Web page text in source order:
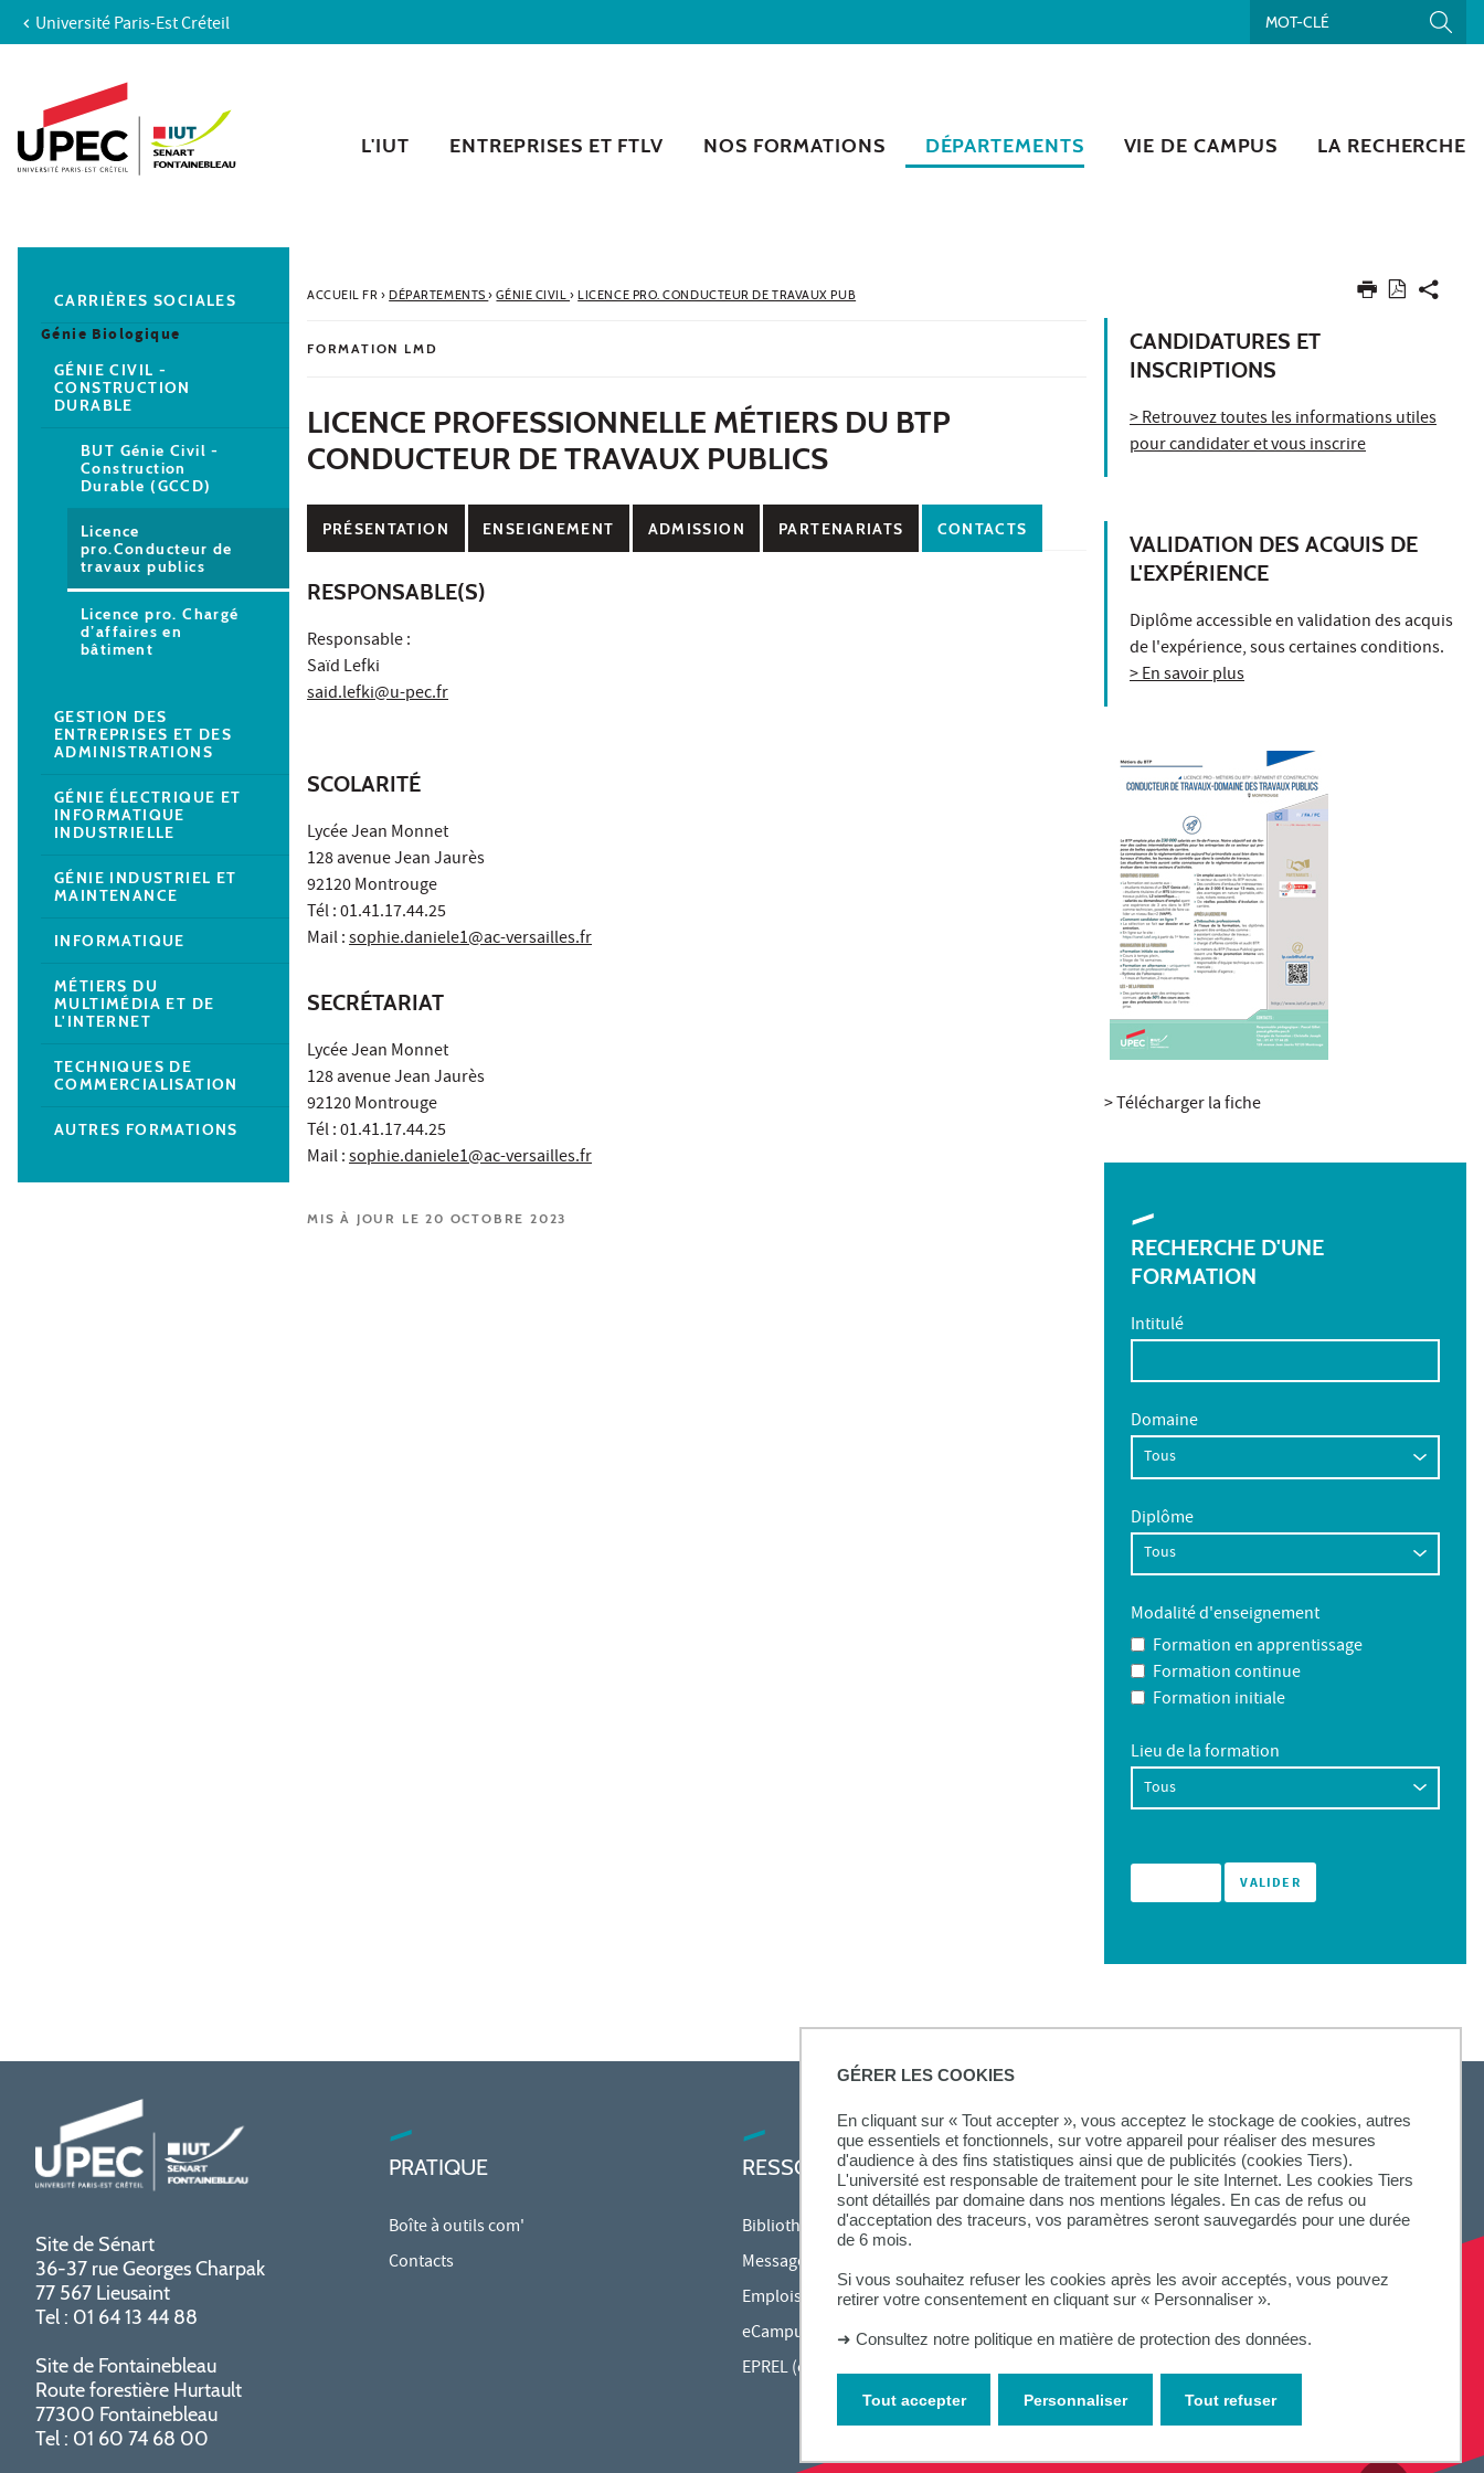
GÉRER LES COOKIES
En cliquant sur « Tout accepter », vous acceptez le stockage de cookies, autres
que essentiels et fonctionnels, sur votre appareil pour réaliser des mesures
d'audience à des fins statistiques ainsi que de publicités (cookies Tiers).
L'université est responsable de traitement pour le site Internet. Les cookies Tiers
sont détaillés par domaine dans nos mentions légales. En cas de refus ou
d'acceptation des traceurs, vos paramètres seront sauvegardés pour une durée
de 6 mois.
Si vous souhaitez refuser les cookies après les avoir acceptés, vous pouvez
retirer votre consentement en cliquant sur « Personnaliser ».
➜ Consultez notre politique en matière de protection des données.
Tout accepter Tout refuser
Personnaliser
Aller au contenu
Accès directs
Recherche
Navigation secondaire
Université Paris-Est Créteil
L'IUT ENTREPRISES ET FTLV NOS FORMATIONS DÉPARTEMENTS VIE DE CAMPUS LA RECHERCHE
ACCUEIL FR› DÉPARTEMENTS› GÉNIE CIVIL› LICENCE PRO. CONDUCTEUR DE TRAVAUX PUB
FORMATION LMD
LICENCE PROFESSIONNELLE MÉTIERS DU BTP
CONDUCTEUR DE TRAVAUX PUBLICS
PRÉSENTATION ENSEIGNEMENT ADMISSION PARTENARIATS CONTACTS
RESPONSABLE(S)
Responsable :
Saïd Lefki
said.lefki@u-pec.fr
SCOLARITÉ
Lycée Jean Monnet
128 avenue Jean Jaurès
92120 Montrouge
Tél : 01.41.17.44.25
Mail :sophie.daniele1@ac-versailles.fr
SECRÉTARIAT
Lycée Jean Monnet
128 avenue Jean Jaurès
92120 Montrouge
Tél : 01.41.17.44.25
Mail :sophie.daniele1@ac-versailles.fr
MIS À JOUR LE 20 OCTOBRE 2023
CANDIDATURES ET
INSCRIPTIONS
> Retrouvez toutes les informations utiles
pour candidater et vous inscrire
VALIDATION DES ACQUIS DE
L'EXPÉRIENCE
Diplôme accessible en validation des acquis
de l'expérience, sous certaines conditions.
> En savoir plus
> Télécharger la fiche
RECHERCHE D'UNE
FORMATION
Intitulé
Domaine
Diplôme
Modalité d'enseignement
Formation en apprentissage
Formation continue
Formation initiale
Lieu de la formation
CARRIÈRES SOCIALES
Génie Biologique
GÉNIE CIVIL -
CONSTRUCTION
DURABLE
BUT Génie Civil -
Construction
Durable (GCCD)
Licence
pro.Conducteur de
travaux publics
Licence pro. Chargé
d’affaires en
bâtiment
GESTION DES
ENTREPRISES ET DES
ADMINISTRATIONS
GÉNIE ÉLECTRIQUE ET
INFORMATIQUE
INDUSTRIELLE
GÉNIE INDUSTRIEL ET
MAINTENANCE
INFORMATIQUE
MÉTIERS DU
MULTIMÉDIA ET DE
L'INTERNET
TECHNIQUES DE
COMMERCIALISATION
AUTRES FORMATIONS
Site de Sénart
36-37 rue Georges Charpak
77 567 Lieusaint
Tel : 01 64 13 44 88
Site de Fontainebleau
Route forestière Hurtault
77300 Fontainebleau
Tel : 01 60 74 68 00
PRATIQUE
Boîte à outils com'
Contacts
RESSOURCES
Bibliothèque
Messagerie étudiante
Emplois du temps en ligne (ADE)
eCampus
EPREL (cours en ligne)
SUIVEZ-NOUS